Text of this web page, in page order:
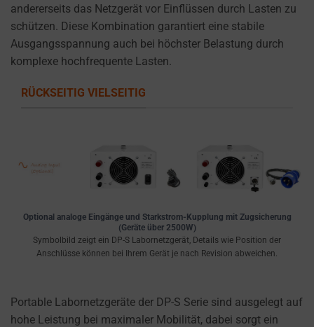
andererseits das Netzgerät vor Einflüssen durch Lasten zu
schützen. Diese Kombination garantiert eine stabile
Ausgangsspannung auch bei höchster Belastung durch
komplexe hochfrequente Lasten.
RÜCKSEITIG VIELSEITIG
Optional analoge Eingänge und Starkstrom-Kupplung mit Zugsicherung
(Geräte über 2500W)
Symbolbild zeigt ein DP-S Labornetzgerät, Details wie Position der
Anschlüsse können bei Ihrem Gerät je nach Revision abweichen.
Portable Labornetzgeräte der DP-S Serie sind ausgelegt auf
hohe Leistung bei maximaler Mobilität, dabei sorgt ein